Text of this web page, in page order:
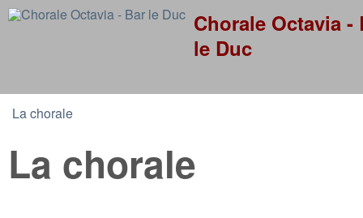
Skip
Chorale Octavia -
le Duc
You are here
La chorale
La chorale